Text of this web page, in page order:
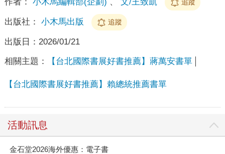
追蹤
出版社： 小木馬出版 追蹤
出版日： 2026/01/21
相關主題： 【台北國際書展好書推薦】蔣萬安書單
【台北國際書展好書推薦】賴總統推薦書單
活動訊息
金石堂2026海外優惠：電子書